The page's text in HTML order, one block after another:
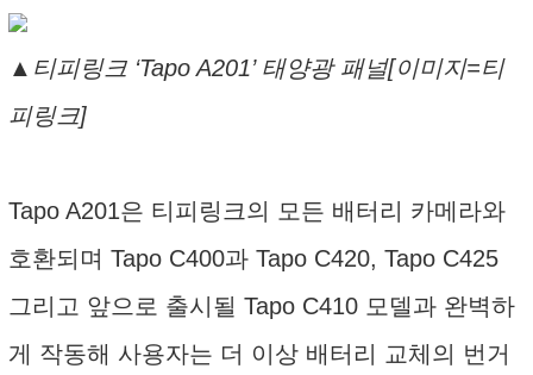
▲티피링크 ‘Tapo A201’ 태양광 패널[이미지=티
피링크]
Tapo A201은 티피링크의 모든 배터리 카메라와
호환되며 Tapo C400과 Tapo C420, Tapo C425
그리고 앞으로 출시될 Tapo C410 모델과 완벽하
게 작동해 사용자는 더 이상 배터리 교체의 번거